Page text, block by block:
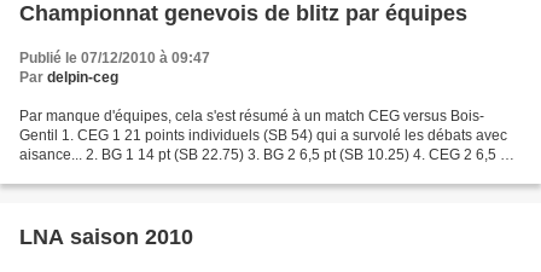
Championnat genevois de blitz par équipes
Publié le 07/12/2010 à 09:47
Par delpin-ceg
Par manque d'équipes, cela s'est résumé à un match CEG versus Bois-
Gentil 1. CEG 1 21 points individuels (SB 54) qui a survolé les débats avec
aisance... 2. BG 1 14 pt (SB 22.75) 3. BG 2 6,5 pt (SB 10.25) 4. CEG 2 6,5 pt
LNA saison 2010